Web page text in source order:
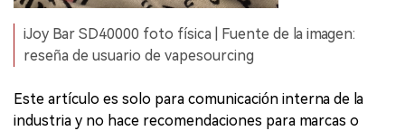
iJoy Bar SD40000 foto física | Fuente de la imagen:
reseña de usuario de vapesourcing
Este artículo es solo para comunicación interna de la
industria y no hace recomendaciones para marcas o